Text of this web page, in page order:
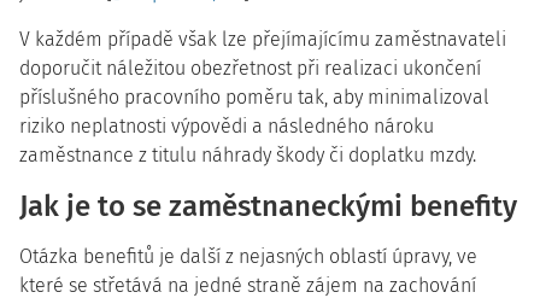
V každém případě však lze přejímajícímu zaměstnavateli
doporučit náležitou obezřetnost při realizaci ukončení
příslušného pracovního poměru tak, aby minimalizoval
riziko neplatnosti výpovědi a následného nároku
zaměstnance z titulu náhrady škody či doplatku mzdy.
Jak je to se zaměstnaneckými benefity
Otázka benefitů je další z nejasných oblastí úpravy, ve
které se střetává na jedné straně zájem na zachování